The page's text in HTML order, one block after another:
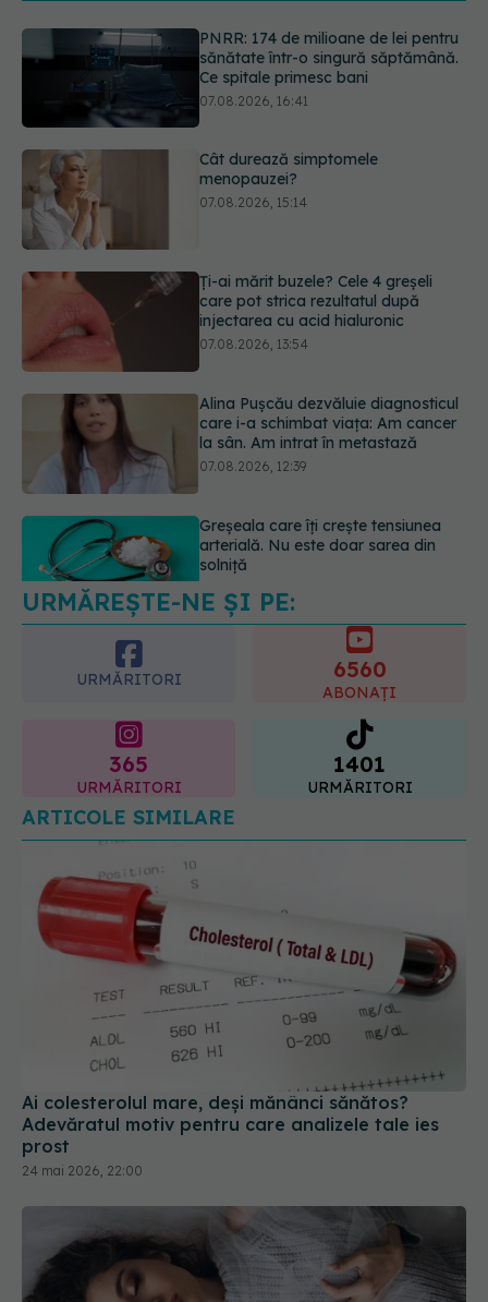
Cât durează simptomele
menopauzei?
07.08.2026, 15:14
Ți-ai mărit buzele? Cele 4 greșeli
care pot strica rezultatul după
injectarea cu acid hialuronic
Alina Pușcău dezvăluie diagnosticul
care i-a schimbat viața: Am cancer
la sân. Am intrat în metastază
Greșeala care îți crește tensiunea
arterială. Nu este doar sarea din
solniță
PNRR: 174 de milioane de lei pentru
sănătate într-o singură săptămână.
07.08.2026, 16:41
URMĂREȘTE-NE ȘI PE:
URMĂRITORI
ABONAȚI
365
URMĂRITORI
1401
URMĂRITORI
ARTICOLE SIMILARE
Ai colesterolul mare, deși mănânci sănătos?
Adevăratul motiv pentru care analizele tale ies
24 mai 2026, 22:00